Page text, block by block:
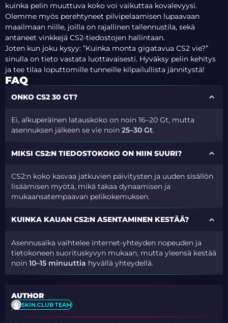
kuinka pelin muuttuva koko voi vaikuttaa kovalevyysi.
Olemme myös perehtyneet pilvipelaamisen lupaavaan
maailmaan niille, joilla on rajallinen tallennustila, sekä
antaneet vinkkejä CS2-tiedostojen hallintaan.
Joten kun joku kysyy: ”Kuinka monta gigatavua CS2 vie?”
sinulla on tieto vastata luottavaisesti. Hyväksy pelin kehitys
ja tee tilaa loputtomille tunneille kilpailullista jännitystä!
FAQ
ONKO CS2 30 GT?
Ei, alkuperäinen latauskoko on noin 16–20 Gt, mutta
asennuksen jälkeen se vie noin25–30 Gt.
MIKSI CS2:N TIEDOSTOKOKO ON NIIN SUURI?
CS2:n koko kasvaa jatkuvien päivitysten ja uuden sisällön
lisäämisen myötä, mikä takaa dynaamisen ja
mukaansatempaavan pelikokemuksen.
KUINKA KAUAN CS2:N ASENTAMINEN KESTÄÄ?
Asennusaika vaihtelee internet-yhteyden nopeuden ja
tietokoneen suorituskyvyn mukaan, mutta yleensä kestää
noin10–15 minuuttia hyvällä yhteydellä.
AUTHOR
SKIN.CLUB TEAM